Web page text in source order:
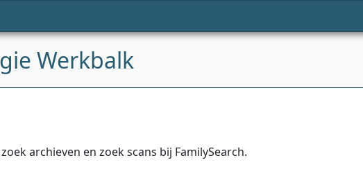
Werkbalk
archieven en zoek scans bij FamilySearch.